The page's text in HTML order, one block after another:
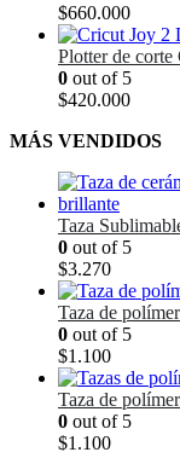
$660.000
Plotter de
0 out of 5
$420.000
MÁS VENDIDOS
Taza
0 out of 5
$3.270
Taza de
0 out of 5
$1.100
Taza de
0 out of 5
$1.100